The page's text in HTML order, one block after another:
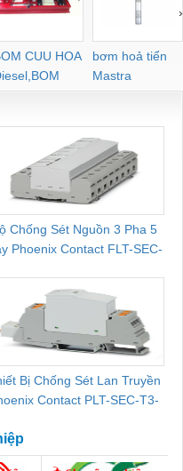
CUU HOA
CHAY
bơm hoả tiển
Mastra
›
Chống Sét Nguồn 3 Pha 5
Phoenix Contact FLT-SEC-
Bị Chống Sét Lan Truyền
Contact PLT-SEC-T3-